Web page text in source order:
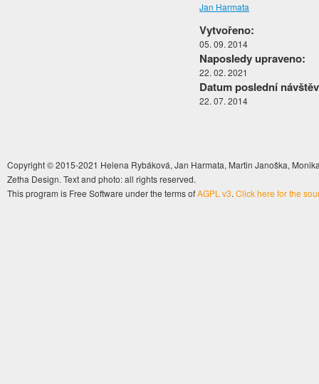
Jan Harmata
Vytvořeno:
05. 09. 2014
Naposledy upraveno:
22. 02. 2021
Datum poslední
22. 07. 2014
Copyright © 2015-2021 Helena Rybáková, Jan Harmata, Martin Janoška,
Zetha Design. Text and photo: all rights reserved.
This program is Free Software under the terms ofAGPL v3. Click here for the